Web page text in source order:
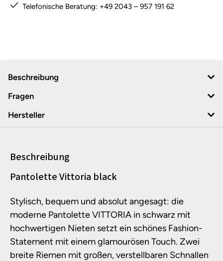
Telefonische Beratung: +49 2043 – 957 191 62
Beschreibung
Fragen
Hersteller
Beschreibung
Produktinformationen
Pantolette Vittoria black
Stylisch, bequem und absolut angesagt: die
moderne Pantolette VITTORIA in schwarz mit
hochwertigen Nieten setzt ein schönes Fashion-
Statement mit einem glamourösen Touch. Zwei
breite Riemen mit großen, verstellbaren Schnallen